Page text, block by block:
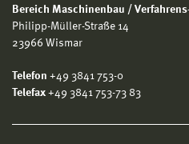
Bereich Maschinenbau /
Philipp-Müller-Straße 14
23966 Wismar
Telefon +49 3841 753-0
Telefax +49 3841 753-73 83